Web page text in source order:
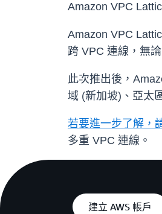
Amazon VPC
Amazon VPC
跨 VPC 連線，無
此次推出後，
域 (新加坡)、亞太
若要進一步了解，
多重 VPC 連線。
建立 AWS 帳戶